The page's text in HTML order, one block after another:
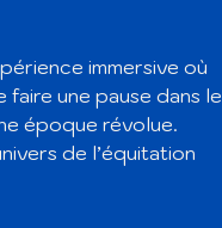
immersive où
une pause dans le
époque révolue.
de l’équitation